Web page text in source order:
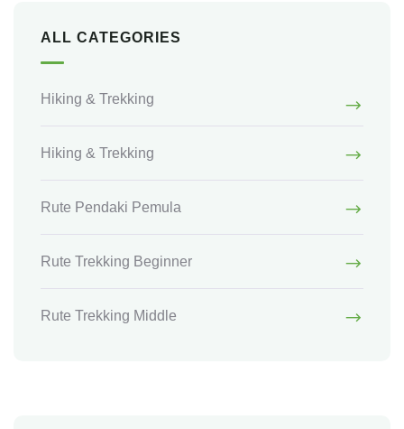
ALL CATEGORIES
Hiking & Trekking
Hiking & Trekking
Rute Pendaki Pemula
Rute Trekking Beginner
Rute Trekking Middle